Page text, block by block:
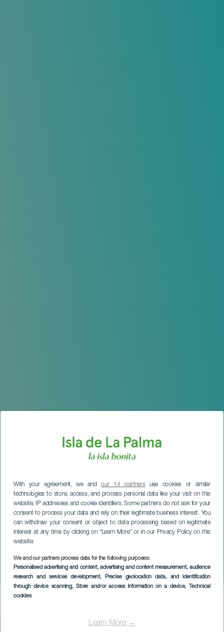
With your agreement, we andour 14 partnersuse cookies or similar
technologies to store, access, and process personal data like your visit on this
website, IP addresses and cookie identifiers. Some partners do not ask for your
consent to process your data and rely on their legitimate business interest. You
can withdraw your consent or object to data processing based on legitimate
interest at any time by clicking on “Learn More” or in our Privacy Policy on this
website.
We and our partners process data for the following purposes:
Personalised advertising and content, advertising and content measurement, audience
research and services development, Precise geolocation data, and identification
through device scanning, Store and/or access information on a device, Technical
cookies
Learn More →
Festividad de San Vicente
Ferrer
LA PALMA
Imagen